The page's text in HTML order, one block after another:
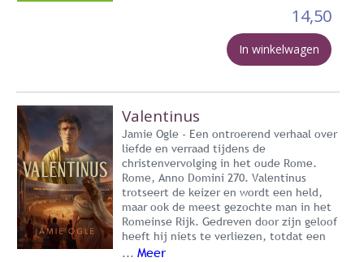
14,50
In winkelwagen
Valentinus
Jamie Ogle - Een ontroerend verhaal over
liefde en verraad tijdens de
christenvervolging in het oude Rome.
Rome, Anno Domini 270. Valentinus
trotseert de keizer en wordt een held,
maar ook de meest gezochte man in het
Romeinse Rijk. Gedreven door zijn geloof
heeft hij niets te verliezen, totdat een
... Meer